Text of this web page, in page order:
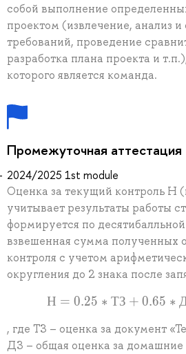
собой выполнение
проектом (извлечение, анализ
требований, проведение
разработка плана проекта и
которого является команда.
Промежуточная аттестация
2024/2025 1st module
Оценка за текущий контроль Н
учитывает результаты работы
формируется по
взвешенная сумма полученных
контроля с учетом
округления до 2 знака после
Н = 0.25 ∗ ТЗ + 0.65 ∗
, где ТЗ – оценка за документ
ДЗ – общая оценка за домашние